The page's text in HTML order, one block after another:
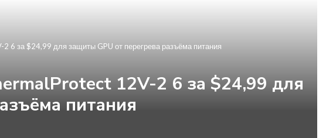
6 за $24,99 для защиты GPU от перегрева разъёма питания
12V-2 6 за $24,99 для
питания